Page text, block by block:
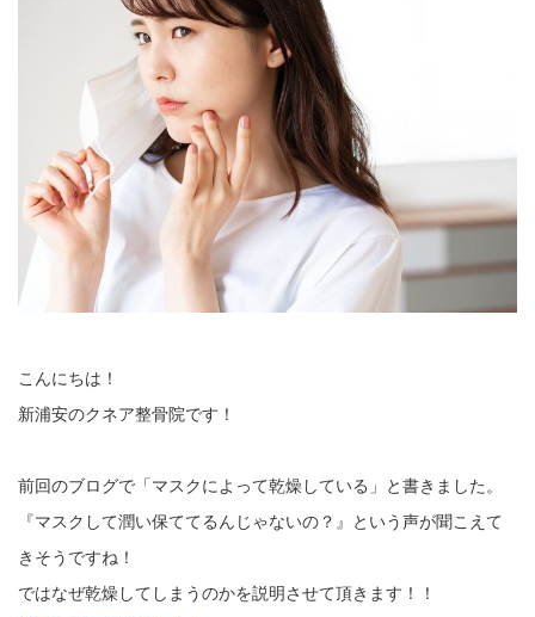
こんにちは！
新浦安のクネア整骨院です！
前回のブログで「マスクによって乾燥している」と書きました。
『マスクして潤い保ててるんじゃないの？』という声が聞こえて
きそうですね！
ではなぜ乾燥してしまうのかを説明させて頂きます！！